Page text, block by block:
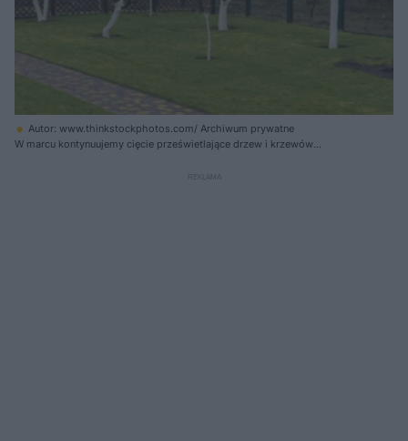
Autor: www.thinkstockphotos.com/ Archiwum prywatne
W marcu kontynuujemy cięcie prześwietlające drzew i krzewów